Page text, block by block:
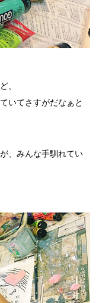
、
いてさすがだなぁと
、みんな手馴れてい